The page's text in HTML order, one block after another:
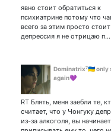
пограничница 💗💗
ANGER ISSUES ‼️
явно стоит обратиться к
психиатрине потому что
всего за этим просто стоит
депрессия я не отрицаю п…
Dominatrix⁷🇺🇦 only
again💜
RT Блять, меня заебли те,
считает, что у Чонгуку
из-за алкоголя, вы